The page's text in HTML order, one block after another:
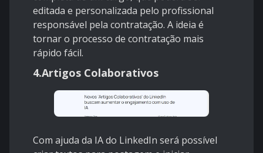
editada e personalizada pelo profissional
responsável pela contratação. A ideia é
tornar o processo de contratação mais
rápido fácil.
4.Artigos Colaborativos
Com ajuda da IA do LinkedIn será possível